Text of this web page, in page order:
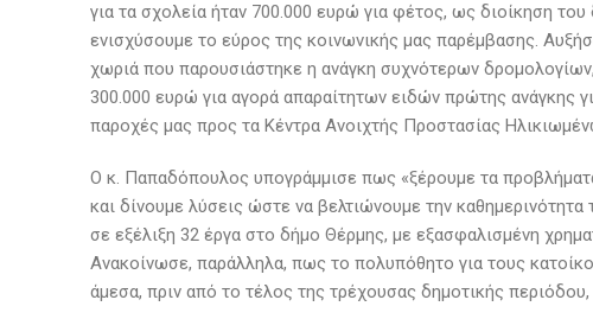
για τα σχολεία ήταν 700.000 ευρώ για φέτος, ως διοίκηση
ενισχύσουμε το εύρος της κοινωνικής μας παρέμβασης.
χωριά που παρουσιάστηκε η ανάγκη συχνότερων
300.000 ευρώ για αγορά απαραίτητων ειδών πρώτης ανάγκης
παροχές μας προς τα Κέντρα Ανοιχτής Προστασίας
Ο κ. Παπαδόπουλος υπογράμμισε πως «ξέρουμε τα
και δίνουμε λύσεις ώστε να βελτιώνουμε την
σε εξέλιξη 32 έργα στο δήμο Θέρμης, με εξασφαλισμένη
Ανακοίνωσε, παράλληλα, πως το πολυπόθητο για τους
άμεσα, πριν από το τέλος της τρέχουσας δημοτικής